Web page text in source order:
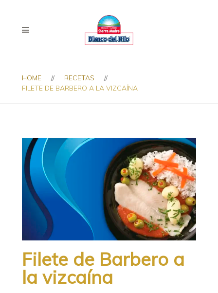
HOME
RECETAS
FILETE DE BARBERO A LA VIZCAÍNA
Filete de Barbero a
la vizcaína